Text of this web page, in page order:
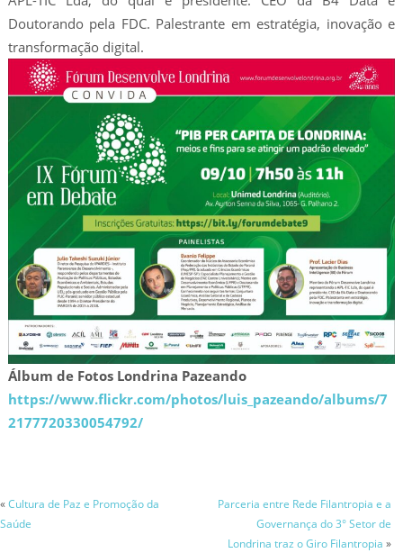
Doutorando pela FDC. Palestrante em estratégia, inovação e
transformação digital.
Álbum de Fotos Londrina Pazeando
https://www.flickr.com/photos/luis_pazeando/albums/7
2177720330054792/
«Cultura de Paz e Promoção da
Saúde
Parceria entre Rede Filantropia e a
Governança do 3° Setor de
Londrina traz o Giro Filantropia »